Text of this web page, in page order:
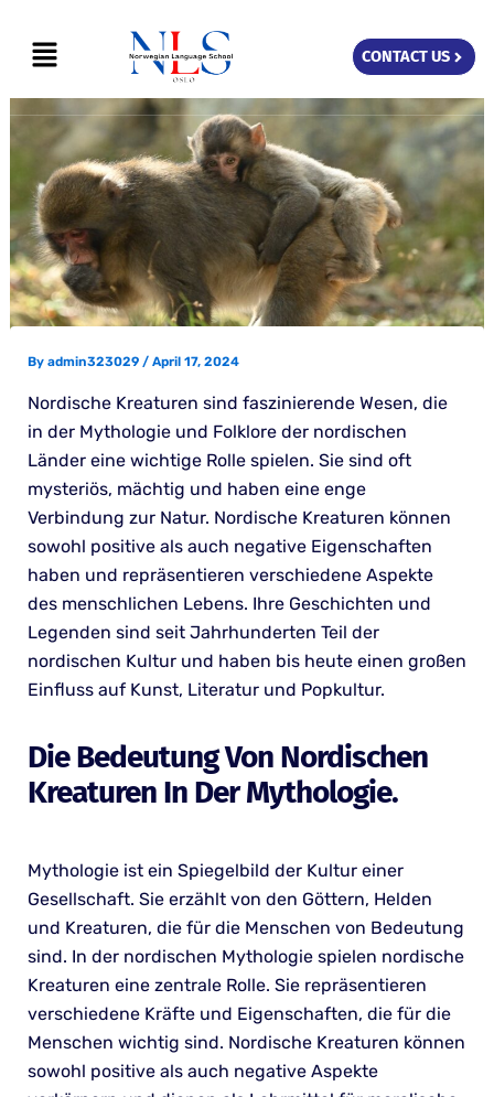
content
Menu CONTACT US
By admin323029 / April 17, 2024
Nordische Kreaturen sind faszinierende Wesen, die
in der Mythologie und Folklore der nordischen
Länder eine wichtige Rolle spielen. Sie sind oft
mysteriös, mächtig und haben eine enge
Verbindung zur Natur. Nordische Kreaturen können
sowohl positive als auch negative Eigenschaften
haben und repräsentieren verschiedene Aspekte
des menschlichen Lebens. Ihre Geschichten und
Legenden sind seit Jahrhunderten Teil der
nordischen Kultur und haben bis heute einen großen
Einfluss auf Kunst, Literatur und Popkultur.
Die Bedeutung Von Nordischen
Kreaturen In Der Mythologie.
Mythologie ist ein Spiegelbild der Kultur einer
Gesellschaft. Sie erzählt von den Göttern, Helden
und Kreaturen, die für die Menschen von Bedeutung
sind. In der nordischen Mythologie spielen nordische
Kreaturen eine zentrale Rolle. Sie repräsentieren
verschiedene Kräfte und Eigenschaften, die für die
Menschen wichtig sind. Nordische Kreaturen können
sowohl positive als auch negative Aspekte